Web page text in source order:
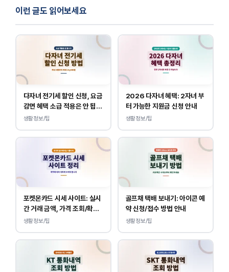
이런 글도 읽어보세요
다자녀 전기세 할인 신청, 요금
감면 혜택 소급 적용은 안 됩니
다.
생활정보/팁
2026 다자녀 혜택: 2자녀 부
터 가능한 지원금 신청 안내
생활정보/팁
포켓몬카드 시세 사이트: 실시
간 거래 금액, 가격 조회/확인
바로가기
생활정보/팁
골프채 택배 보내기: 아이콘 예
약 신청/접수 방법 안내
생활정보/팁